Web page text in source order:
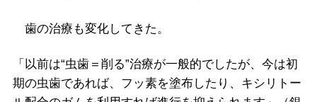
歯の治療も変化してきた。
「以前は“虫歯＝削る”治療が一般的でしたが、今は初
期の虫歯であれば、フッ素を塗布したり、キシリトー